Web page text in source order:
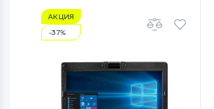
АКЦИЯ
-37%